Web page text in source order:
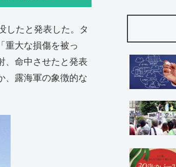
したと発表した。タ
重大な損傷を被っ
、命中させたと発表
、露海軍の象徴的な